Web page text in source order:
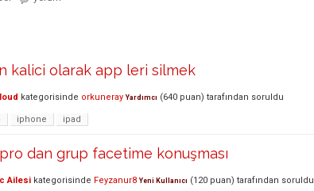
kalici olarak app leri silmek
kategorisinde orkuneray Yardımcı (640 puan) tarafından soruldu
iphone ipad
dan grup facetime konuşması
Ailesi kategorisinde Feyzanur8 Yeni Kullanıcı (120 puan) tarafından soruldu